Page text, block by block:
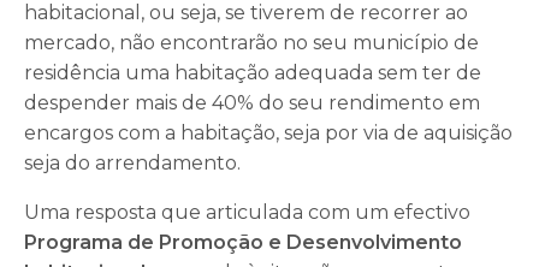
habitacional, ou seja, se tiverem de recorrer ao
mercado, não encontrarão no seu município de
residência uma habitação adequada sem ter de
despender mais de 40% do seu rendimento em
encargos com a habitação, seja por via de aquisição
seja do arrendamento.
Uma resposta que articulada com um efectivo
Programa de Promoção e Desenvolvimento